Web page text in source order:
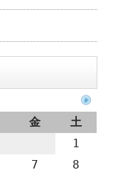
金
土
1
7 8